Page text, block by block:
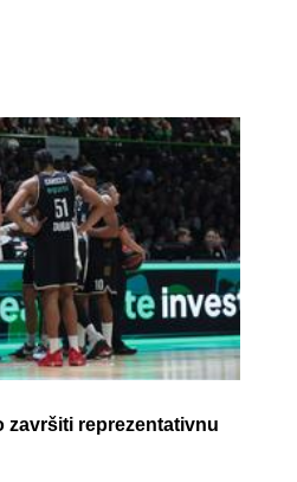
završiti reprezentativnu